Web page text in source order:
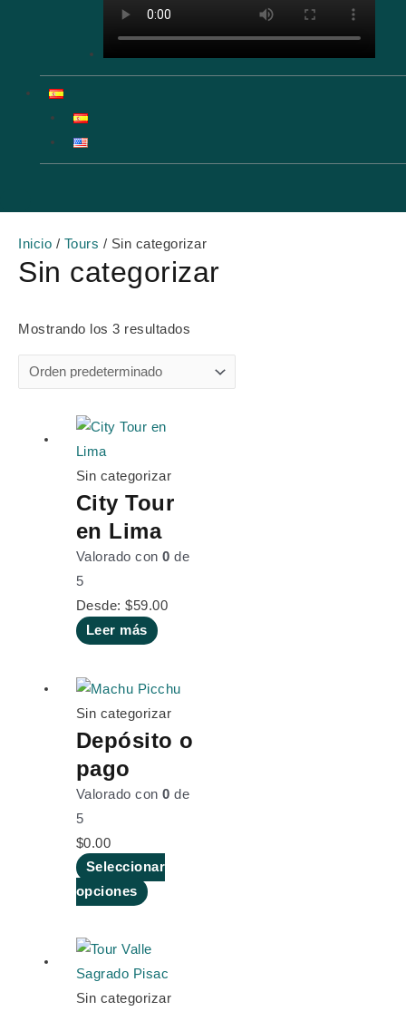
Inicio / Tours / Sin categorizar
Sin categorizar
Mostrando los 3 resultados
Sin categorizar
City Tour
en Lima
Valorado con0 de
5
Desde:$59.00
Leer más
Sin categorizar
Depósito o
pago
Valorado con0 de
5
$0.00
Seleccionar
opciones
Sin categorizar